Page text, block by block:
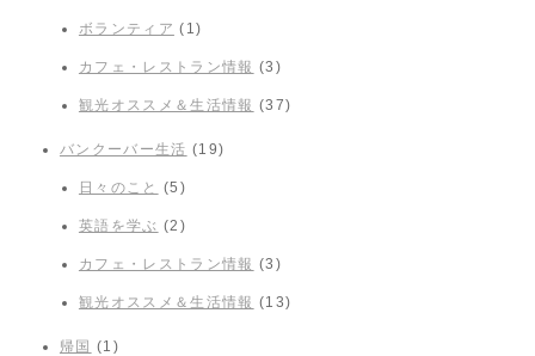
ボランティア (1)
カフェ・レストラン情報 (3)
観光オススメ＆生活情報 (37)
バンクーバー生活 (19)
日々のこと (5)
英語を学ぶ (2)
カフェ・レストラン情報 (3)
観光オススメ＆生活情報 (13)
帰国 (1)